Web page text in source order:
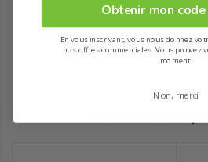
Recommandé
Obtenir mon
En vous inscrivant, vous nous donnez
nos offres commerciales. Vous pouvez
moment.
Non, merci